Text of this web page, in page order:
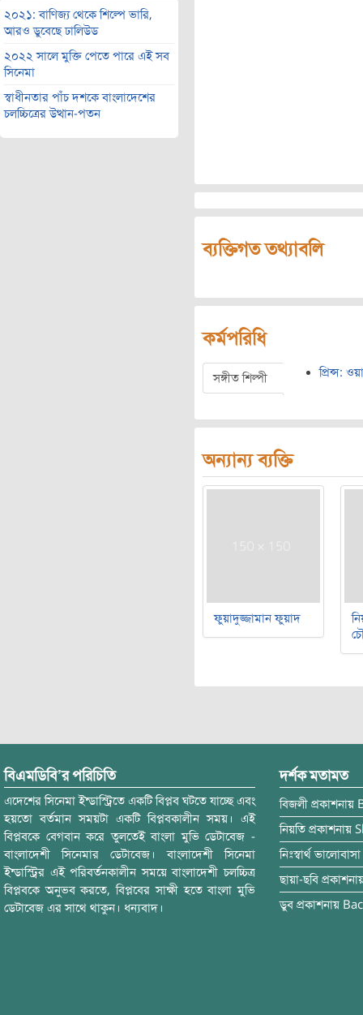
২০২১: বাণিজ্য থেকে শিল্পে ভারি,
আরও ডুবেছে ঢালিউড
২০২২ সালে মুক্তি পেতে পারে এই সব
সিনেমা
স্বাধীনতার পাঁচ দশকে বাংলাদেশের
চলচ্চিত্রের উত্থান-পতন
ব্যক্তিগত তথ্যাবলি
কর্মপরিধি
সঙ্গীত শিল্পী প্রিন্স:
অন্যান্য ব্যক্তি
ফুয়াদুজ্জামান ফুয়াদ
বিএমডিবি’র পরিচিতি
এদেশের সিনেমা ইন্ডাস্ট্রিতে একটি বিপ্লব ঘটতে যাচ্ছে এবং
হয়তো বর্তমান সময়টা একটি বিপ্লবকালীন সময়। এই
বিপ্লবকে বেগবান করে তুলতেই বাংলা মুভি ডেটাবেজ -
বাংলাদেশী সিনেমার ডেটাবেজ। বাংলাদেশী সিনেমা
ইন্ডাস্ট্রির এই পরিবর্তনকালীন সময়ে বাংলাদেশী চলচ্চিত্র
বিপ্লবকে অনুভব করতে, বিপ্লবের সাক্ষী হতে বাংলা মুভি
ডেটাবেজ এর সাথে থাকুন। ধন্যবাদ।
দর্শক মতামত
বিজলী প্রকাশনায়
নিয়তি প্রকাশনায়
নিঃস্বার্থ ভালোবাসা
ছায়া-ছবি
ডুব প্রকাশনায়